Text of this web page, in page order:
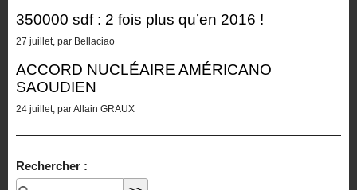
350000 sdf : 2 fois plus qu’en 2016 !
27 juillet, par Bellaciao
ACCORD NUCLÉAIRE AMÉRICANO
SAOUDIEN
24 juillet, par Allain GRAUX
Rechercher :